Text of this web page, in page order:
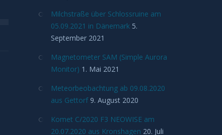
Milchstraße über Schlossruine am
05.09.2021 in Dänemark 5.
September 2021
Magnetometer SAM (Simple Aurora
Monitor) 1. Mai 2021
Meteorbeobachtung ab 09.08.2020
aus Gettorf 9. August 2020
Komet C/2020 F3 NEOWISE am
20.07.2020 aus Kronshagen 20. Juli